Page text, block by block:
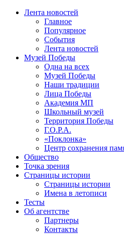
Лента новостей
Главное
Популярное
События
Лента новостей
Музей Победы
Одна на всех
Музей Победы
Наши традиции
Лица Победы
Академия МП
Школьный музей
Территория Победы
Г.О.Р.А.
«Поклонка»
Центр сохранения
Общество
Точка зрения
Страницы истории
Страницы истории
Имена в летописи
Тесты
Об агентстве
Партнеры
Контакты